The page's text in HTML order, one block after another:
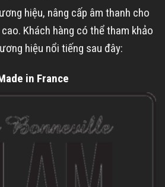
hiệu, nâng cấp âm thanh cho
Khách hàng có thể tham khảo
hiệu nổi tiếng sau đây:
in France